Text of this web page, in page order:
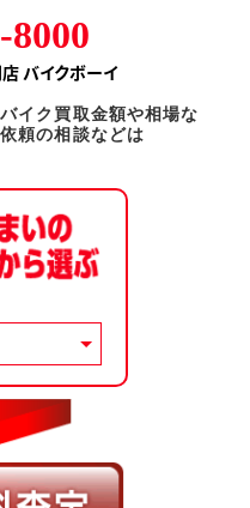
8000
バイクボーイ
イク買取金額や相場な
頼の相談などは